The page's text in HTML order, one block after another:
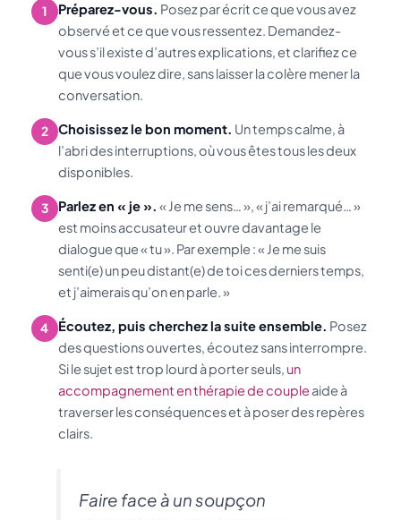
1 Préparez-vous. Posez par écrit ce que vous avez
observé et ce que vous ressentez. Demandez-
vous s’il existe d’autres explications, et clarifiez ce
que vous voulez dire, sans laisser la colère mener la
conversation.
2 Choisissez le bon moment. Un temps calme, à
l’abri des interruptions, où vous êtes tous les deux
disponibles.
3 Parlez en « je ». « Je me sens… », « j’ai remarqué… »
est moins accusateur et ouvre davantage le
dialogue que « tu ». Par exemple : « Je me suis
senti(e) un peu distant(e) de toi ces derniers temps,
et j’aimerais qu’on en parle. »
4 Écoutez, puis cherchez la suite ensemble. Posez
des questions ouvertes, écoutez sans interrompre.
Si le sujet est trop lourd à porter seuls, un
accompagnement en thérapie de coupleaide à
traverser les conséquences et à poser des repères
clairs.
Faire face à un soupçon